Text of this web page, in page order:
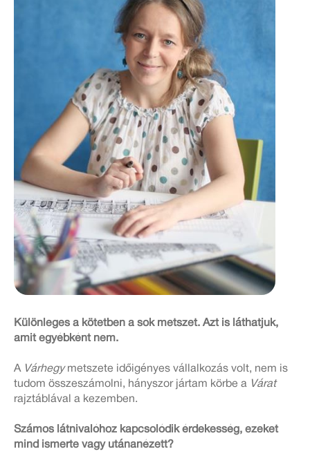
Különleges a kötetben a sok metszet. Azt is láthatjuk,
amit egyébként nem.
A Várhegymetszete időigényes vállalkozás volt, nem is
tudom összeszámolni, hányszor jártam körbe a Várat
rajztáblával a kezemben.
Számos látnivalóhoz kapcsolódik érdekesség, ezeket
mind ismerte vagy utánanézett?